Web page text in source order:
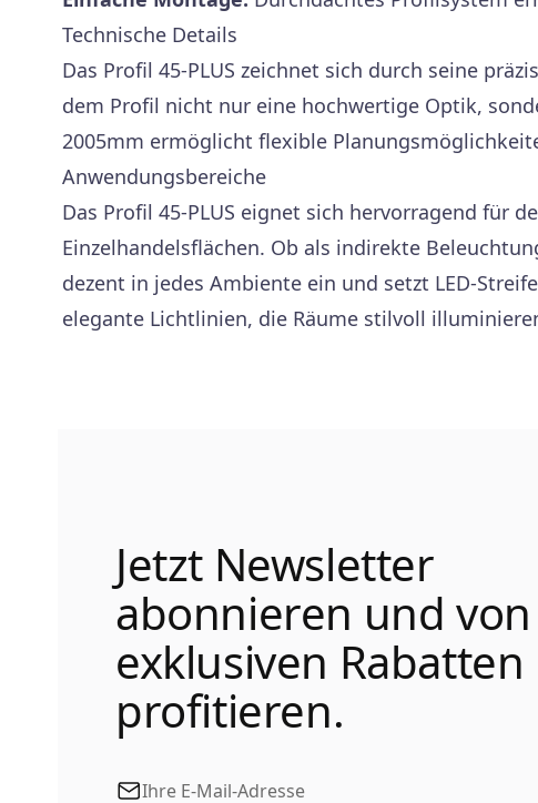
Technische Details
Das Profil 45-PLUS zeichnet sich durch seine
dem Profil nicht nur eine hochwertige Optik,
2005mm ermöglicht flexible
Anwendungsbereiche
Das Profil 45-PLUS eignet sich hervorragend für
Einzelhandelsflächen. Ob als indirekte
dezent in jedes Ambiente ein und setzt LED-
elegante Lichtlinien, die Räume stilvoll
Jetzt Newsletter
abonnieren und von
exklusiven Rabatten
profitieren.